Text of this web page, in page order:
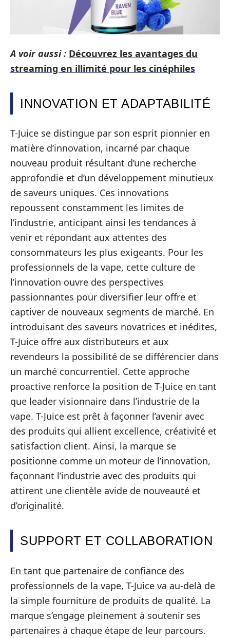
A voir aussi : Découvrez les avantages du
streaming en illimité pour les cinéphiles
INNOVATION ET ADAPTABILITÉ
T-Juice se distingue par son esprit pionnier en
matière d’innovation, incarné par chaque
nouveau produit résultant d’une recherche
approfondie et d’un développement minutieux
de saveurs uniques. Ces innovations
repoussent constamment les limites de
l’industrie, anticipant ainsi les tendances à
venir et répondant aux attentes des
consommateurs les plus exigeants. Pour les
professionnels de la vape, cette culture de
l’innovation ouvre des perspectives
passionnantes pour diversifier leur offre et
captiver de nouveaux segments de marché. En
introduisant des saveurs novatrices et inédites,
T-Juice offre aux distributeurs et aux
revendeurs la possibilité de se différencier dans
un marché concurrentiel. Cette approche
proactive renforce la position de T-Juice en tant
que leader visionnaire dans l’industrie de la
vape. T-Juice est prêt à façonner l’avenir avec
des produits qui allient excellence, créativité et
satisfaction client. Ainsi, la marque se
positionne comme un moteur de l’innovation,
façonnant l’industrie avec des produits qui
attirent une clientèle avide de nouveauté et
d’originalité.
SUPPORT ET COLLABORATION
En tant que partenaire de confiance des
professionnels de la vape, T-Juice va au-delà de
la simple fourniture de produits de qualité. La
marque s’engage pleinement à soutenir ses
partenaires à chaque étape de leur parcours.